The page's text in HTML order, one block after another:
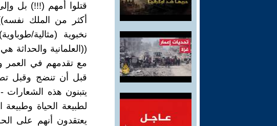
قتلوا أمهم (!!!) بل
أكثر من الملك
نخبوية (مثالية/
((العلمانية
مع تقدمهم في العمر
قبل أن تنضج وقبل
يتبنون هذه
لطبيعة الحياة وطبيعة
يعتقدون أنهم على